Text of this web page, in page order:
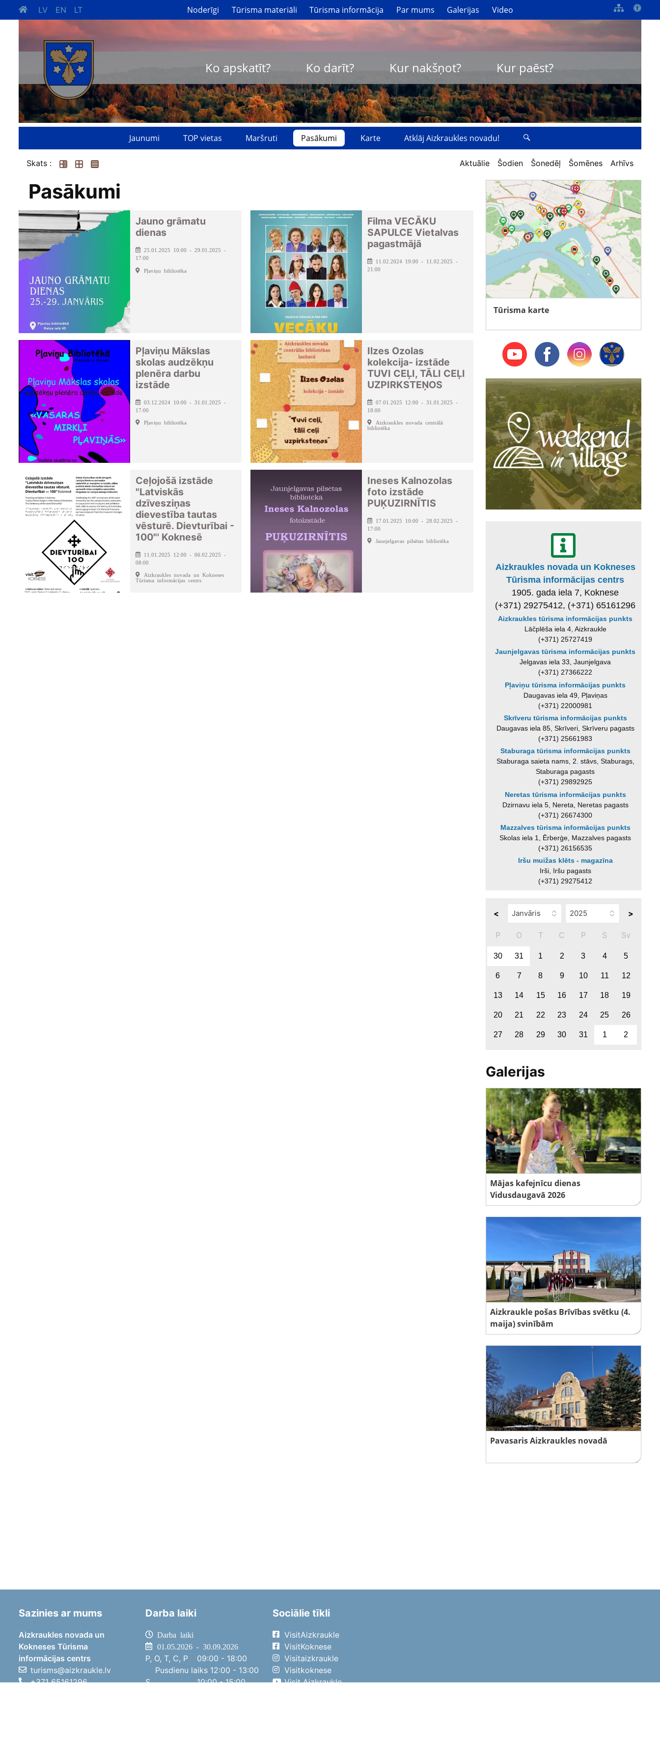
LV EN LT Noderīgi Tūrisma materiāli Tūrisma informācija Par mums Galerijas Video
Ko apskatīt? Ko darīt? Kur nakšņot? Kur paēst?
Jaunumi TOP vietas Maršruti Pasākumi Karte Atklāj Aizkraukles novadu!
Skats : Aktuālie Šodien Šonedēļ Šomēnes Arhīvs
Pasākumi
Jauno grāmatu
dienas
25.01.2025 10:00 - 29.01.2025 -
17:00
Pļaviņu bibliotēka
Filma VECĀKU
SAPULCE Vietalvas
pagastmājā
11.02.2024 19:00 - 11.02.2025 -
21:00
Pļaviņu Mākslas
skolas audzēkņu
plenēra darbu
izstāde
03.12.2024 10:00 - 31.01.2025 -
17:00
Pļaviņu bibliotēka
Ilzes Ozolas
kolekcija- izstāde
TUVI CEĻI, TĀLI CEĻI
UZPIRKSTEŅOS
07.01.2025 12:00 - 31.01.2025 -
18:00
Aizkraukles novada centrālā
bibliotēka
Ceļojošā izstāde
"Latviskās
dzīvesziņas
dievestība tautas
vēsturē. Dievturībai -
100"' Koknesē
11.01.2025 12:00 - 06.02.2025 -
08:00
Aizkraukles novada un Kokneses
Tūrisma informācijas centrs
Ineses Kalnozolas
foto izstāde
PUĶUZIRNĪTIS
17.01.2025 10:00 - 28.02.2025 -
17:00
Jaunjelgavas pilsētas bibliotēka
Tūrisma karte
Aizkraukles novada un Kokneses
Tūrisma informācijas centrs
1905. gada iela 7, Koknese
(+371) 29275412, (+371) 65161296
Aizkraukles tūrisma informācijas punkts
Lāčplēša iela 4, Aizkraukle
(+371) 25727419
Jaunjelgavas tūrisma informācijas punkts
Jelgavas iela 33, Jaunjelgava
(+371) 27366222
Pļaviņu tūrisma informācijas punkts
Daugavas iela 49, Pļaviņas
(+371) 22000981
Skrīveru tūrisma informācijas punkts
Daugavas iela 85, Skrīveri, Skrīveru pagasts
(+371) 25661983
Staburaga tūrisma informācijas punkts
Staburaga saieta nams, 2. stāvs, Staburags,
Staburaga pagasts
(+371) 29892925
Neretas tūrisma informācijas punkts
Dzirnavu iela 5, Nereta, Neretas pagasts
(+371) 26674300
Mazzalves tūrisma informācijas punkts
Skolas iela 1, Ērberģe, Mazzalves pagasts
(+371) 26156535
Iršu muižas klēts - magazīna
Irši, Iršu pagasts
(+371) 29275412
< >
P O T C P S Sv
30 31 1 2 3 4 5
6 7 8 9 10 11 12
13 14 15 16 17 18 19
20 21 22 23 24 25 26
27 28 29 30 31 1 2
Galerijas
Mājas kafejnīcu dienas
Vidusdaugavā 2026
Aizkraukle pošas Brīvības svētku (4.
maija) svinībām
Pavasaris Aizkraukles novadā
Sazinies ar mums
Aizkraukles novada un
Kokneses Tūrisma
informācijas centrs
turisms@aizkraukle.lv
+371 65161296
Darba laiki
Darba laiki
01.05.2026 - 30.09.2026
P, O, T, C, P
09:00 - 18:00
Pusdienu laiks 12:00 - 13:00
S
10:00 - 15:00
Sociālie tīkli
VisitAizkraukle
VisitKoknese
Visitaizkraukle
Visitkoknese
Visit Aizkraukle